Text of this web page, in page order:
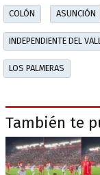
COLÓN ASUNCIÓN
INDEPENDIENTE DEL
LOS PALMERAS
También te